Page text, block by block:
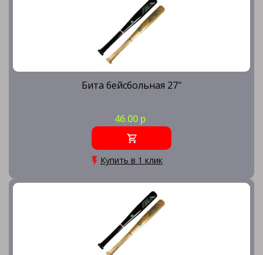
Бита бейсбольная 27″
46.00 р
Купить в 1 клик